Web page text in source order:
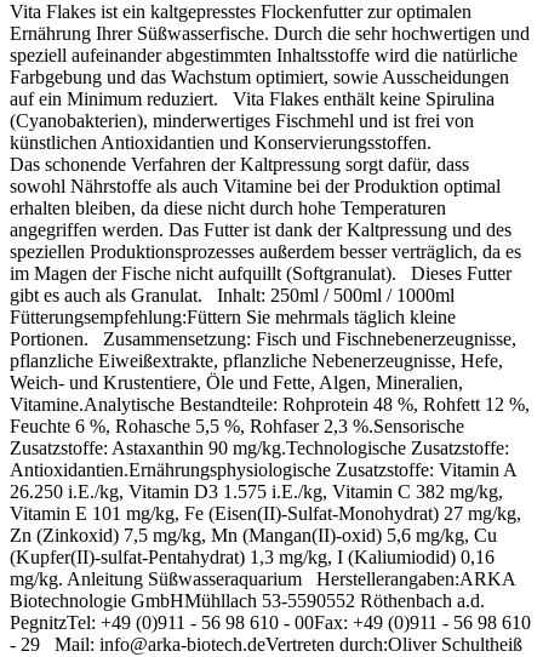
Vita Flakes ist ein kaltgepresstes Flockenfutter zur optimalen
Ernährung Ihrer Süßwasserfische. Durch die sehr hochwertigen und
speziell aufeinander abgestimmten Inhaltsstoffe wird die natürliche
Farbgebung und das Wachstum optimiert, sowie Ausscheidungen
auf ein Minimum reduziert. Vita Flakes enthält keine Spirulina
(Cyanobakterien), minderwertiges Fischmehl und ist frei von
künstlichen Antioxidantien und Konservierungsstoffen.
Das schonende Verfahren der Kaltpressung sorgt dafür, dass
sowohl Nährstoffe als auch Vitamine bei der Produktion optimal
erhalten bleiben, da diese nicht durch hohe Temperaturen
angegriffen werden. Das Futter ist dank der Kaltpressung und des
speziellen Produktionsprozesses außerdem besser verträglich, da es
im Magen der Fische nicht aufquillt (Softgranulat). Dieses Futter
gibt es auch als Granulat. Inhalt: 250ml / 500ml / 1000ml
Fütterungsempfehlung:Füttern Sie mehrmals täglich kleine
Portionen. Zusammensetzung: Fisch und Fischnebenerzeugnisse,
pflanzliche Eiweißextrakte, pflanzliche Nebenerzeugnisse, Hefe,
Weich- und Krustentiere, Öle und Fette, Algen, Mineralien,
Vitamine.Analytische Bestandteile: Rohprotein 48 %, Rohfett 12 %,
Feuchte 6 %, Rohasche 5,5 %, Rohfaser 2,3 %.Sensorische
Zusatzstoffe: Astaxanthin 90 mg/kg.Technologische Zusatzstoffe:
Antioxidantien.Ernährungsphysiologische Zusatzstoffe: Vitamin A
26.250 i.E./kg, Vitamin D3 1.575 i.E./kg, Vitamin C 382 mg/kg,
Vitamin E 101 mg/kg, Fe (Eisen(II)-Sulfat-Monohydrat) 27 mg/kg,
Zn (Zinkoxid) 7,5 mg/kg, Mn (Mangan(II)-oxid) 5,6 mg/kg, Cu
(Kupfer(II)-sulfat-Pentahydrat) 1,3 mg/kg, I (Kaliumiodid) 0,16
mg/kg. Anleitung Süßwasseraquarium Herstellerangaben:ARKA
Biotechnologie GmbHMühllach 53-5590552 Röthenbach a.d.
PegnitzTel: +49 (0)911 - 56 98 610 - 00Fax: +49 (0)911 - 56 98 610
- 29 Mail: info@arka-biotech.deVertreten durch:Oliver Schultheiß